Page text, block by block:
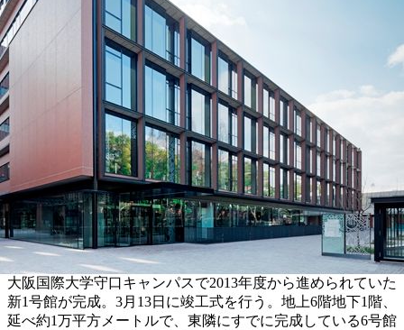
大阪国際大学守口キャンパスで2013年度から進められていた
新1号館が完成。3月13日に竣工式を行う。地上6階地下1階、
延べ約1万平方メートルで、東隣にすでに完成している6号館